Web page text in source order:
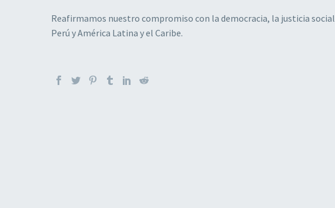
Reafirmamos nuestro compromiso con la democracia, la justicia
Perú y América Latina y el Caribe.